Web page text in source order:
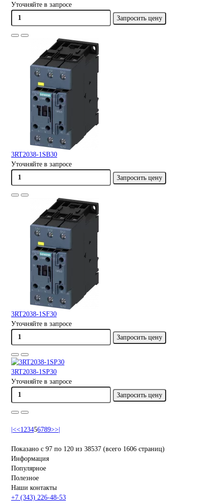
Уточняйте в запросе
Запросить цену
3RT2038-1SB30
Уточняйте в запросе
Запросить цену
3RT2038-1SF30
Уточняйте в запросе
Запросить цену
3RT2038-1SP30
Уточняйте в запросе
Запросить цену
|<<123456789>>|
Показано с 97 по 120 из 38537 (всего 1606 страниц)
Информация
Популярное
Полезное
Наши контакты
+7 (343) 226-48-53